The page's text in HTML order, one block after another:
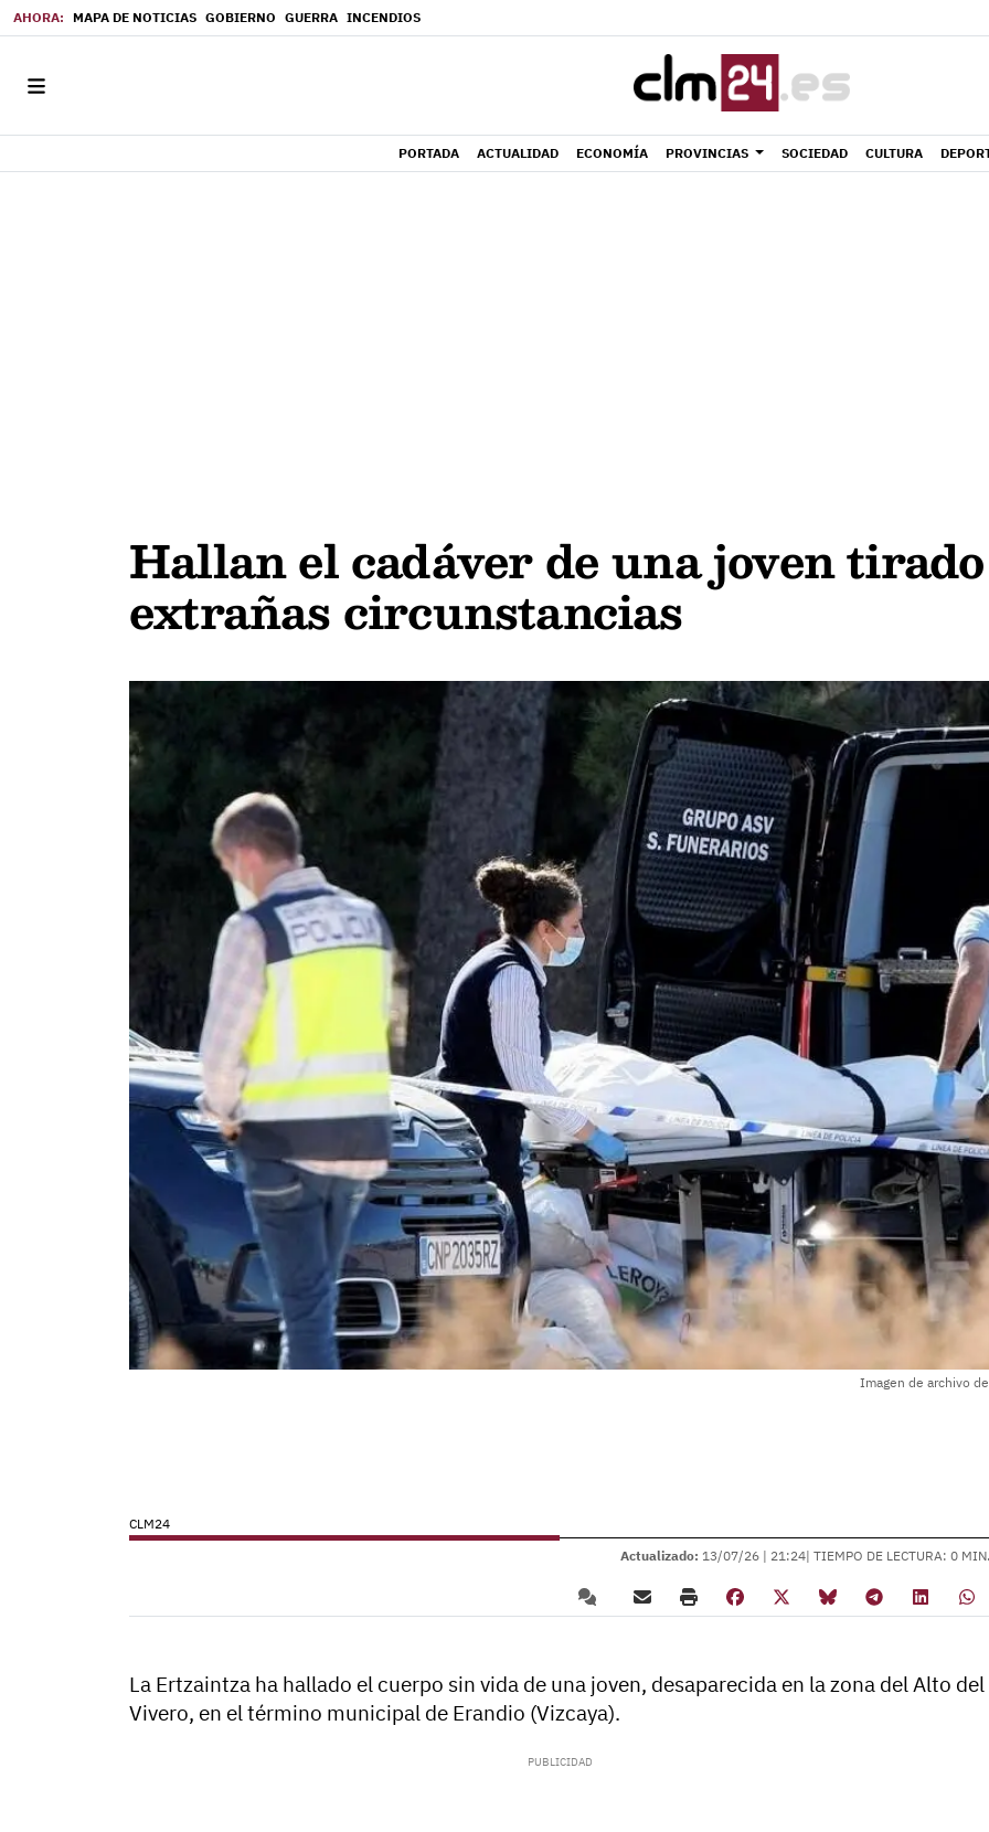
MAPA DE NOTICIAS GOBIERNO GUERRA INCENDIOS
PORTADA ACTUALIDAD ECONOMÍA PROVINCIAS SOCIEDAD CULTURA
Hallan el cadáver de una joven
extrañas circunstancias
Imagen de archivo
CLM24
Actualizado: 13/07/26 | 21:24| TIEMPO DE LECTURA: 0 MIN.
La Ertzaintza ha hallado el cuerpo sin vida de una joven, desaparecida en la zona del Alto del
Vivero, en el término municipal de Erandio (Vizcaya).